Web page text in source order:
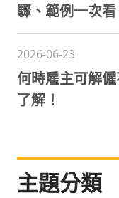
驟、範例一次看
2026-06-23
何時雇主可解
了解！
主題分類